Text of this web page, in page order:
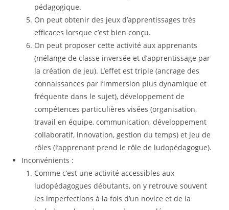
pédagogique.
On peut obtenir des jeux d’apprentissages très
efficaces lorsque c’est bien conçu.
On peut proposer cette activité aux apprenants
(mélange de classe inversée et d’apprentissage par
la création de jeu). L’effet est triple (ancrage des
connaissances par l’immersion plus dynamique et
fréquente dans le sujet), développement de
compétences particulières visées (organisation,
travail en équipe, communication, développement
collaboratif, innovation, gestion du temps) et jeu de
rôles (l’apprenant prend le rôle de ludopédagogue).
Inconvénients :
Comme c’est une activité accessibles aux
ludopédagogues débutants, on y retrouve souvent
les imperfections à la fois d’un novice et de la